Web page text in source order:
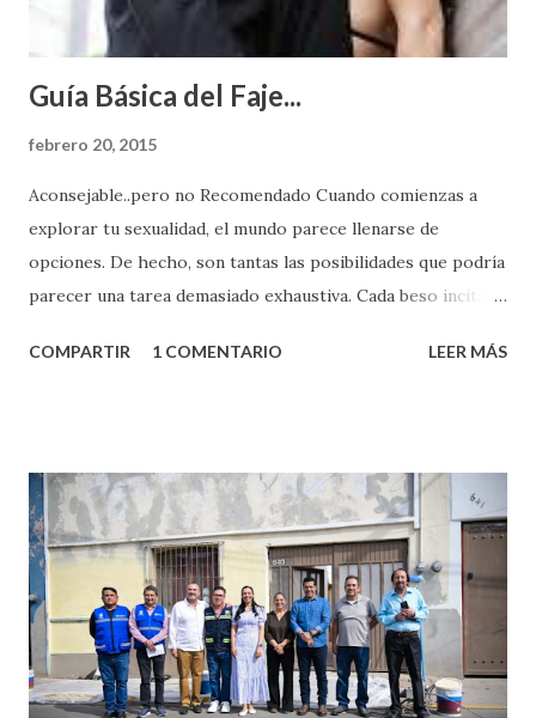
Guía Básica del Faje...
febrero 20, 2015
Aconsejable..pero no Recomendado Cuando comienzas a
explorar tu sexualidad, el mundo parece llenarse de
opciones. De hecho, son tantas las posibilidades que podría
parecer una tarea demasiado exhaustiva. Cada beso incita
partes de ti que jamás hubieras imaginado. El problema es
conoces ni la mitad de lo que deberías saber. Pero incluso
quienes ya han tenido relaciones sexuales no son expertos
o expertas en el tema. Siempre hay algo nuevo que
aprender y nuevas experiencias que conocer. Si eres una
chica y aún no has tenido relaciones sexuales, tal vez
pienses que el sexo será increíble y no puedas esperar para
experimentarlo, pero como cualquier persona con
COMPARTIR 1 COMENTARIO LEER MÁS